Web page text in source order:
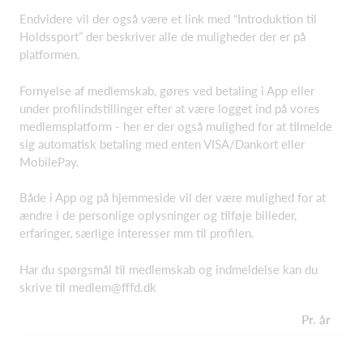
Endvidere vil der også være et link med “Introduktion til
Holdssport” der beskriver alle de muligheder der er på
platformen.
Fornyelse af medlemskab, gøres ved betaling i App eller
under profilindstillinger efter at være logget ind på vores
medlemsplatform - her er der også mulighed for at tilmelde
sig automatisk betaling med enten VISA/Dankort eller
MobilePay.
Både i App og på hjemmeside vil der være mulighed for at
ændre i de personlige oplysninger og tilføje billeder,
erfaringer, særlige interesser mm til profilen.
Har du spørgsmål til medlemskab og indmeldelse kan du
skrive til medlem@fffd.dk
Pr. år